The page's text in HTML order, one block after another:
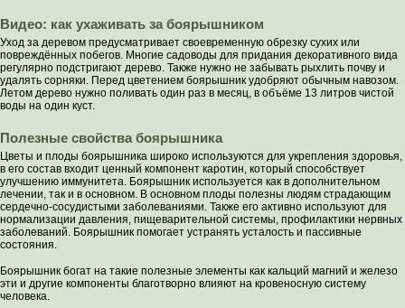
Видео: как ухаживать за боярышником
Уход за деревом предусматривает своевременную обрезку сухих или
повреждённых побегов. Многие садоводы для придания декоративного вида
регулярно подстригают дерево. Также нужно не забывать рыхлить почву и
удалять сорняки. Перед цветением боярышник удобряют обычным навозом.
Летом дерево нужно поливать один раз в месяц, в объёме 13 литров чистой
воды на один куст.
Полезные свойства боярышника
Цветы и плоды боярышника широко используются для укрепления здоровья,
в его состав входит ценный компонент каротин, который способствует
улучшению иммунитета. Боярышник используется как в дополнительном
лечении, так и в основном. В основном плоды полезны людям страдающим
сердечно-сосудистыми заболеваниями. Также его активно используют для
нормализации давления, пищеварительной системы, профилактики нервных
заболеваний. Боярышник помогает устранять усталость и пассивные
состояния.
Боярышник богат на такие полезные элементы как кальций магний и железо
эти и другие компоненты благотворно влияют на кровеносную систему
человека.